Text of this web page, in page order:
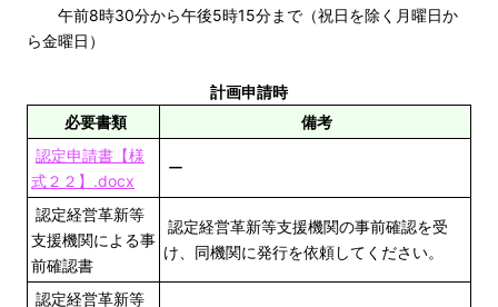
午前8時30分から午後5時15分まで（祝日を除く月曜日か
ら金曜日）
計画申請時
必要書類
備考
認定申請書【様
式２２】.docx
ー
認定経営革新等
支援機関による事
前確認書
認定経営革新等支援機関の事前確認を受
け、同機関に発行を依頼してください。
認定経営革新等